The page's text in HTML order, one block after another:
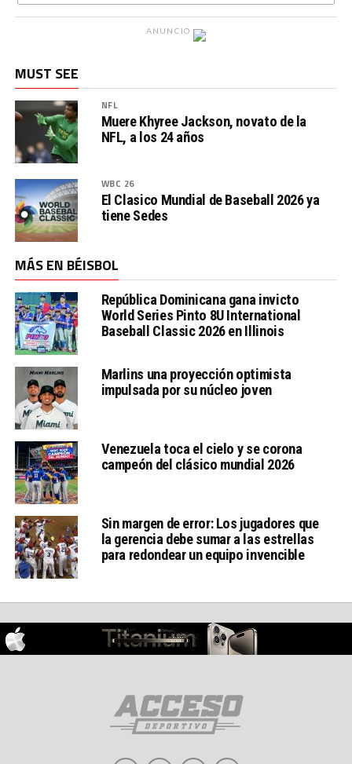
ANUNCIO
MUST SEE
NFL
Muere Khyree Jackson, novato de la
NFL, a los 24 años
WBC 26
El Clasico Mundial de Baseball 2026 ya
tiene Sedes
MÁS EN BÉISBOL
República Dominicana gana invicto
World Series Pinto 8U International
Baseball Classic 2026 en Illinois
Marlins una proyección optimista
impulsada por su núcleo joven
Venezuela toca el cielo y se corona
campeón del clásico mundial 2026
Sin margen de error: Los jugadores que
la gerencia debe sumar a las estrellas
para redondear un equipo invencible